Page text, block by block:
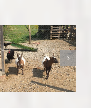
Imo´ sam stašnog
petla